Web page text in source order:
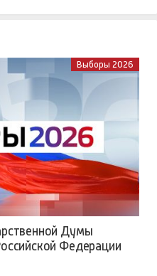
Выборы 2026
Думы
Федерации